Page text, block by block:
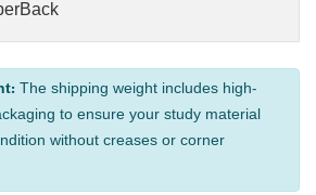
The shipping weight includes high-
to ensure your study material
without creases or corner